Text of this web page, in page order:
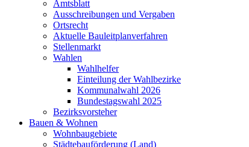
Amtsblatt
Ausschreibungen und Vergaben
Ortsrecht
Aktuelle Bauleitplanverfahren
Stellenmarkt
Wahlen
Wahlhelfer
Einteilung der Wahlbezirke
Kommunalwahl 2026
Bundestagswahl 2025
Bezirksvorsteher
Bauen & Wohnen
Wohnbaugebiete
Städtebauförderung (Land)